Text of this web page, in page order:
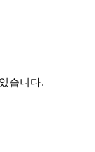
습니다.